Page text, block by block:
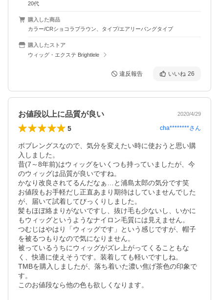
20代
購入した商品
カラー/CRショコラブラウン、タイプ/エアリーバングタイプ
購入したストア
ウィッグ・エクステ Brightlele
違反報告 いいね 26
お値段以上に品質が良い 2020/4/29
5 cha********さん
ボブレングスなので、気分を変えたい時に使おうと思い購
入しました。
昔(7～8年前)はウィッグをいくつも持っていましたが、今
のウィッグは品質が良いですね。
かなり改良されてるんだなぁ…と浦島太郎の気分です笑
お値段もお手軽だし正直あまり期待はしていませんでした
が、届いて試着してびっくりしました。
髪もほぼ絡まりがないですし、抜け毛も少ないし、いかに
もウィッグというようなナイロン毛質には見えません。
つむじはやはり「ウィッグです」という感じですが、帽子
を被るつもりなので気になりません。
被っているうちにウィッグがズレ上がってくることもな
く、快適に使えそうです。装着しても軽いですしね。
TMBを購入しましたが、落ち着いた濃い焦げ茶色の印象で
す。
このお値段なら他の色も欲しくなります。